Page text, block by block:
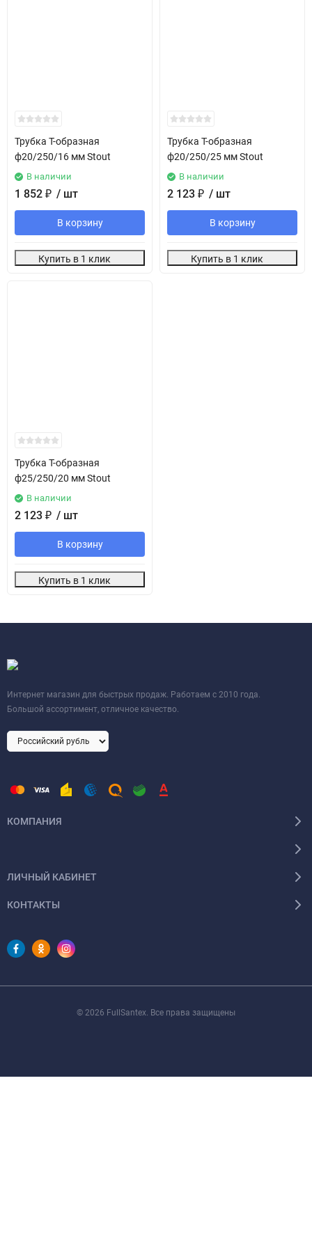
Трубка T-образная
ф20/250/16 мм Stout
В наличии
1 852 ₽ / шт
В корзину
Купить в 1 клик
Трубка T-образная
ф20/250/25 мм Stout
В наличии
2 123 ₽ / шт
В корзину
Купить в 1 клик
Трубка T-образная
ф25/250/20 мм Stout
В наличии
2 123 ₽ / шт
В корзину
Купить в 1 клик
Интернет магазин для быстрых продаж. Работаем с 2010 года.
Большой ассортимент, отличное качество.
КОМПАНИЯ
ЛИЧНЫЙ КАБИНЕТ
КОНТАКТЫ
© 2026 FullSantex. Все права защищены